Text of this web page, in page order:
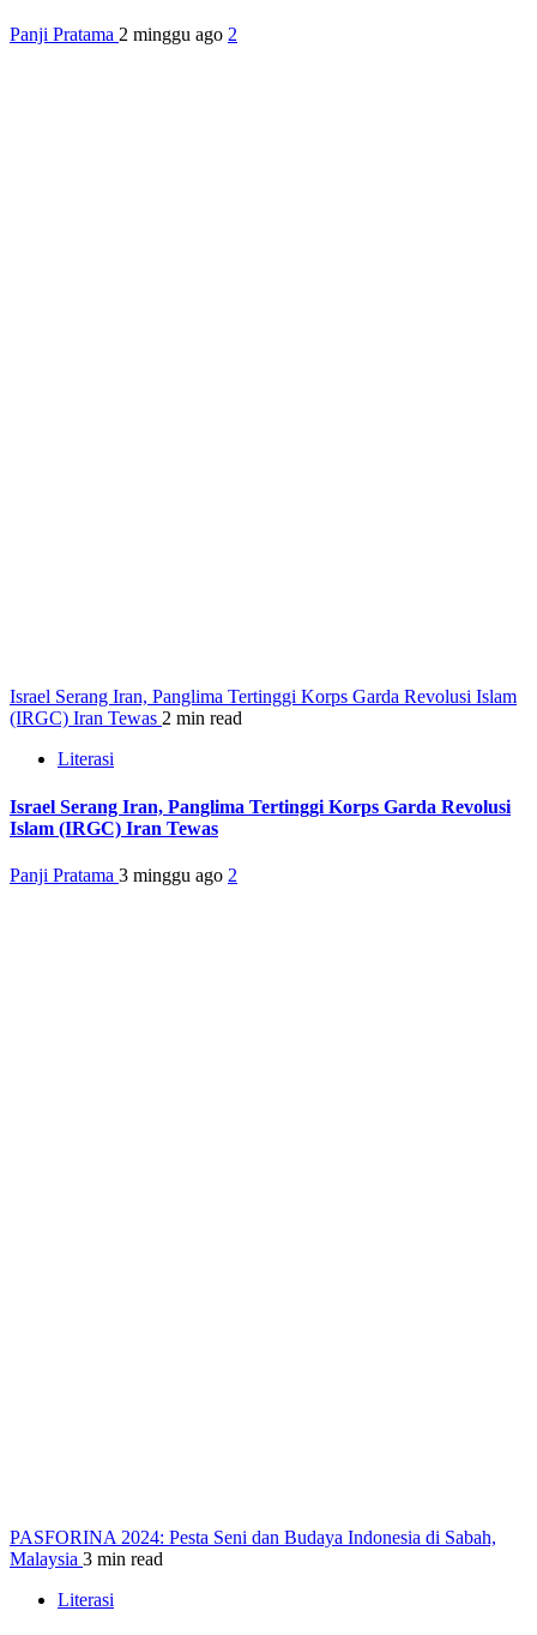
Panji Pratama 2 minggu ago 2
Israel Serang Iran, Panglima Tertinggi Korps Garda Revolusi Islam
(IRGC) Iran Tewas 2 min read
Literasi
Israel Serang Iran, Panglima Tertinggi Korps Garda Revolusi
Islam (IRGC) Iran Tewas
Panji Pratama 3 minggu ago 2
PASFORINA 2024: Pesta Seni dan Budaya Indonesia di Sabah,
Malaysia 3 min read
Literasi